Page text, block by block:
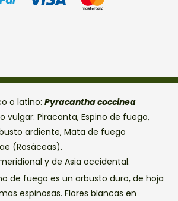
o latino: Pyracantha coccinea
vulgar: Piracanta, Espino de fuego,
ardiente, Mata de fuego
(Rosáceas).
y de Asia occidental.
de fuego es un arbusto duro, de hoja
espinosas. Flores blancas en